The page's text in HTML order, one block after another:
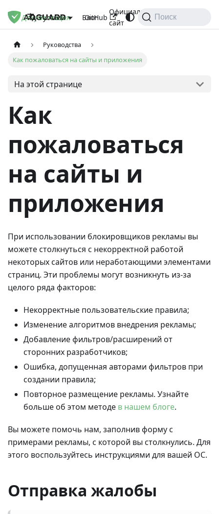
Документация Блог
Официальный
сайт
Русский GitHub Поиск
Руководства
Как пожаловаться на сайты и приложения
На этой странице
Как
пожаловаться
на сайты и
приложения
При использовании блокировщиков рекламы вы
можете столкнуться с некорректной работой
некоторых сайтов или неработающими элементами
страниц. Эти проблемы могут возникнуть из-за
целого ряда факторов:
Некорректные пользовательские правила;
Изменение алгоритмов внедрения рекламы;
Добавление фильтров/расширений от
сторонних разработчиков;
Ошибка, допущенная авторами фильтров при
создании правила;
Повторное размещение рекламы. Узнайте
больше об этом методе в нашем блоге.
Вы можете помочь нам, заполнив форму с
примерами рекламы, с которой вы столкнулись. Для
этого воспользуйтесь инструкциями для вашей ОС.
Отправка жалобы